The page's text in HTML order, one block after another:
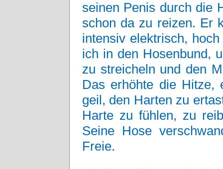
seinen Penis durch die
schon da zu reizen. Er
intensiv elektrisch,
ich in den Hosenbund,
zu streicheln und den
Das erhöhte die Hitze,
geil, den Harten zu
Harte zu fühlen, zu
Seine Hose
Freie.